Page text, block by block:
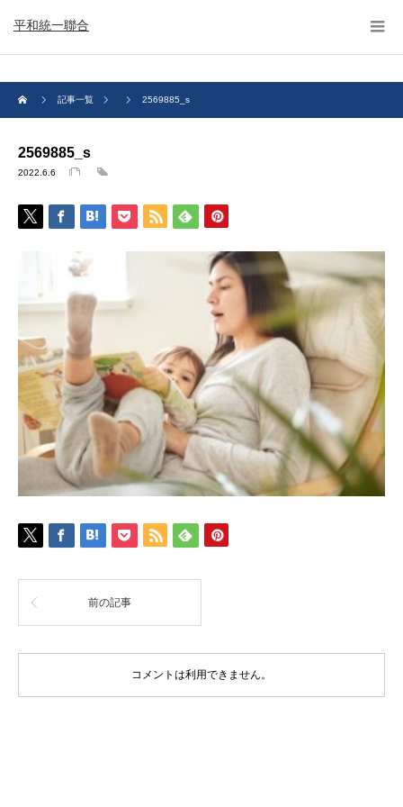
平和統一聯合
記事一覧 2569885_s
2569885_s
2022.6.6
前の記事
コメントは利用できません。